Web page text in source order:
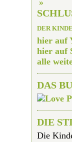
DER
hier auf
hier auf
alle
DAS
DIE
Die